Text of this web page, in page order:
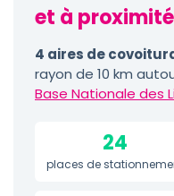
et à proximité
4 aires de
rayon de 10 km
Base Nationale des
24
places de